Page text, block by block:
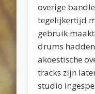
overige
tegelijkertijd
gebruik
drums
akoestische
tracks zijn
studio